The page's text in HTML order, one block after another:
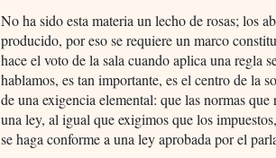
No ha sido esta materia un lecho de rosas; los
producido, por eso se requiere un marco
hace el voto de la sala cuando aplica una regla
hablamos, es tan importante, es el centro de la
de una exigencia elemental: que las normas
una ley, al igual que exigimos que los
se haga conforme a una ley aprobada por el